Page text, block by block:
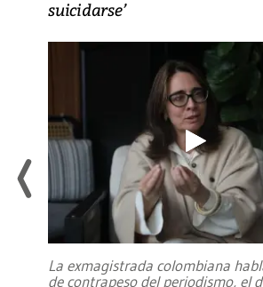
suicidarse’
La exmagistrada colombiana
de contrapeso del periodismo, el